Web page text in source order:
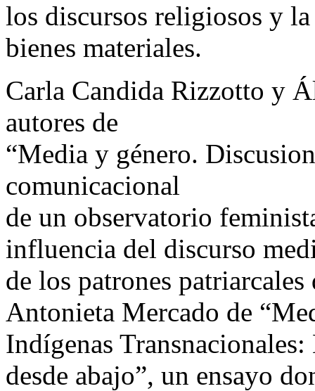
los discursos religiosos y
bienes materiales.
Carla Candida Rizzotto y
autores de
“Media y género.
comunicacional
de un observatorio
influencia del discurso
de los patrones
Antonieta Mercado de
Indígenas
desde abajo”, un ensayo